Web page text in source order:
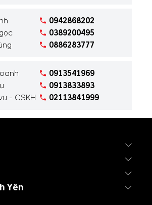
0942868202
0389200495
0886283777
- CSKH
0913541969
0913833893
02113841999
Yên